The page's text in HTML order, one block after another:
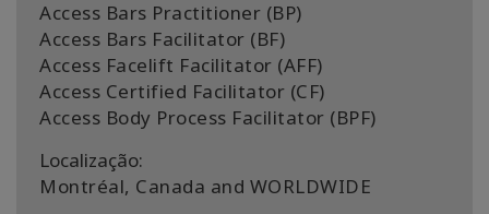
Access Bars Practitioner (BP)
Access Bars Facilitator (BF)
Access Facelift Facilitator (AFF)
Access Certified Facilitator (CF)
Access Body Process Facilitator (BPF)
Localização:
Montréal, Canada and WORLDWIDE